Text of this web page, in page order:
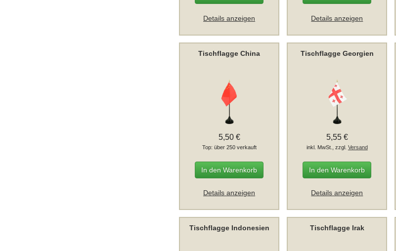
Details anzeigen Details anzeigen
Tischflagge China
5,50 €
Top: über 250 verkauft
In den Warenkorb
Details anzeigen
Tischflagge Georgien
5,55 €
inkl. MwSt., zzgl. Versand
In den Warenkorb
Details anzeigen
Tischflagge Indonesien Tischflagge Irak